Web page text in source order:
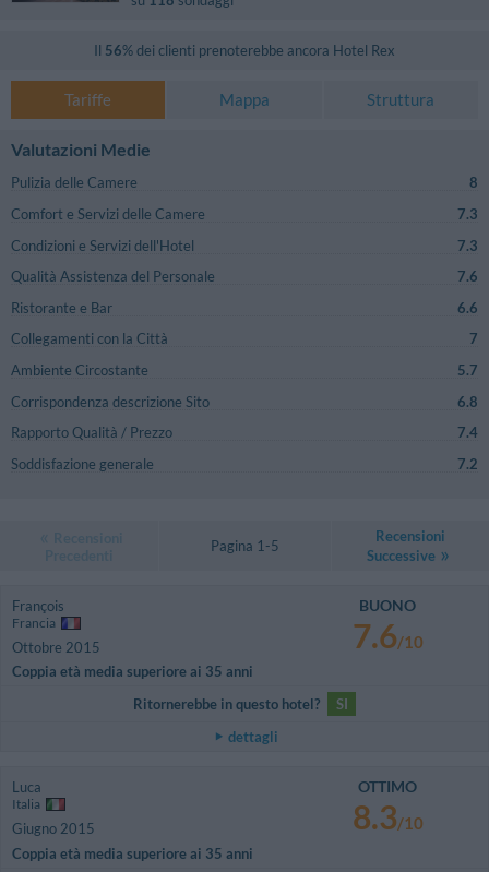
Il 56% dei clienti prenoterebbe ancora Hotel Rex
Tariffe Mappa Struttura
Valutazioni Medie
Pulizia delle Camere
8
Comfort e Servizi delle Camere
7.3
Condizioni e Servizi dell'Hotel
7.3
Qualità Assistenza del Personale
7.6
Ristorante e Bar
6.6
Collegamenti con la Città
7
Ambiente Circostante
5.7
Corrispondenza descrizione Sito
6.8
Rapporto Qualità / Prezzo
7.4
Soddisfazione generale
7.2
Pagina 1-5
Recensioni
Successive
François
Francia
Ottobre 2015
Coppia età media superiore ai 35 anni
BUONO
7.6/10
Ritornerebbe in questo hotel?
SI
dettagli
Luca
Italia
Giugno 2015
Coppia età media superiore ai 35 anni
OTTIMO
8.3/10